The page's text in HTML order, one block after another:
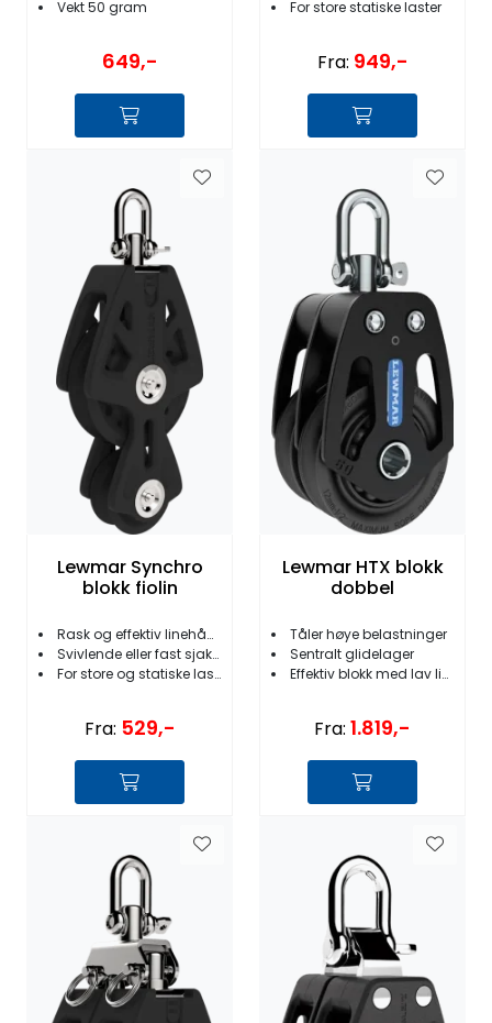
Vekt 50 gram
649,-
For store statiske laster
Fra: 949,-
Lewmar Synchro
blokk fiolin
Rask og effektiv linehåndtering
Svivlende eller fast sjakkel
For store og statiske laster
Fra: 529,-
Lewmar HTX blokk
dobbel
Tåler høye belastninger
Sentralt glidelager
Effektiv blokk med lav lineslitasje
Fra: 1.819,-